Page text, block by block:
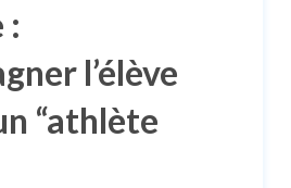
:
l’élève
“athlète